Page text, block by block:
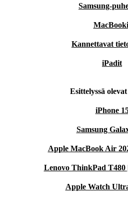
Samsung-
Kannettavat
iPadit
Esittelyssä
iPhone
Samsung
Apple MacBook Air
Lenovo ThinkPad T480
Apple Watch